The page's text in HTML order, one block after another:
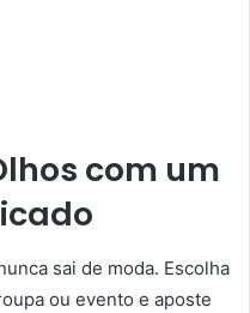
com um
sai de moda. Escolha
ou evento e aposte